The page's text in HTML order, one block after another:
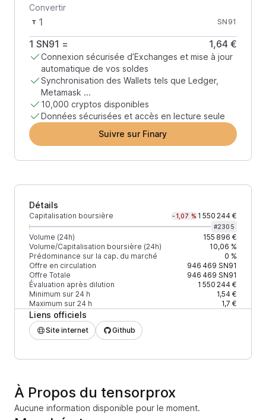
Convertir
SN91
1 SN91 = 1,64 €
Connexion sécurisée d’Exchanges et mise à jour
automatique de vos soldes
Synchronisation des Wallets tels que Ledger,
Metamask ...
10,000 cryptos disponibles
Données sécurisées et accès en lecture seule
Suivre sur Finary
Détails
Capitalisation boursière -1,07 % 1 550 244 €
#2305
Volume (24h)
155 896 €
Volume/Capitalisation boursière (24h)
10,06 %
Prédominance sur la cap. du marché
0 %
Offre en circulation
946 469 SN91
Offre Totale
946 469 SN91
Évaluation après dilution
1 550 244 €
Minimum sur 24 h
1,54 €
Maximum sur 24 h
1,7 €
Liens officiels
Site internet Github
À Propos du tensorprox
Aucune information disponible pour le moment.